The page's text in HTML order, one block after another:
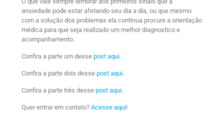
ansiedade pode estar afetando seu dia a dia, ou que mesmo
com a solução dos problemas ela continua procure a orientação
médica para que seja realizado um melhor diagnostico e
acompanhamento.
Confira a parte um desse post aqui.
Confira a parte dois desse post aqui.
Confira a parte três desse post aqui.
Quer entrar em contato? Acesse aqui!